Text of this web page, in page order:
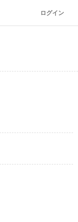
ログイン